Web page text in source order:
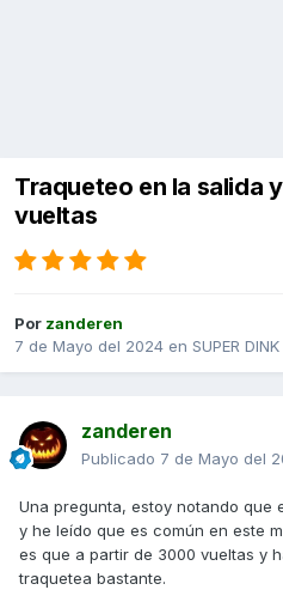
Traqueteo en la salida
vueltas
Por zanderen
7 de Mayo del 2024 en SUPER
zanderen
Publicado 7 de Mayo del
Una pregunta, estoy notando que
y he leído que es común en este
es que a partir de 3000 vueltas y
traquetea bastante.